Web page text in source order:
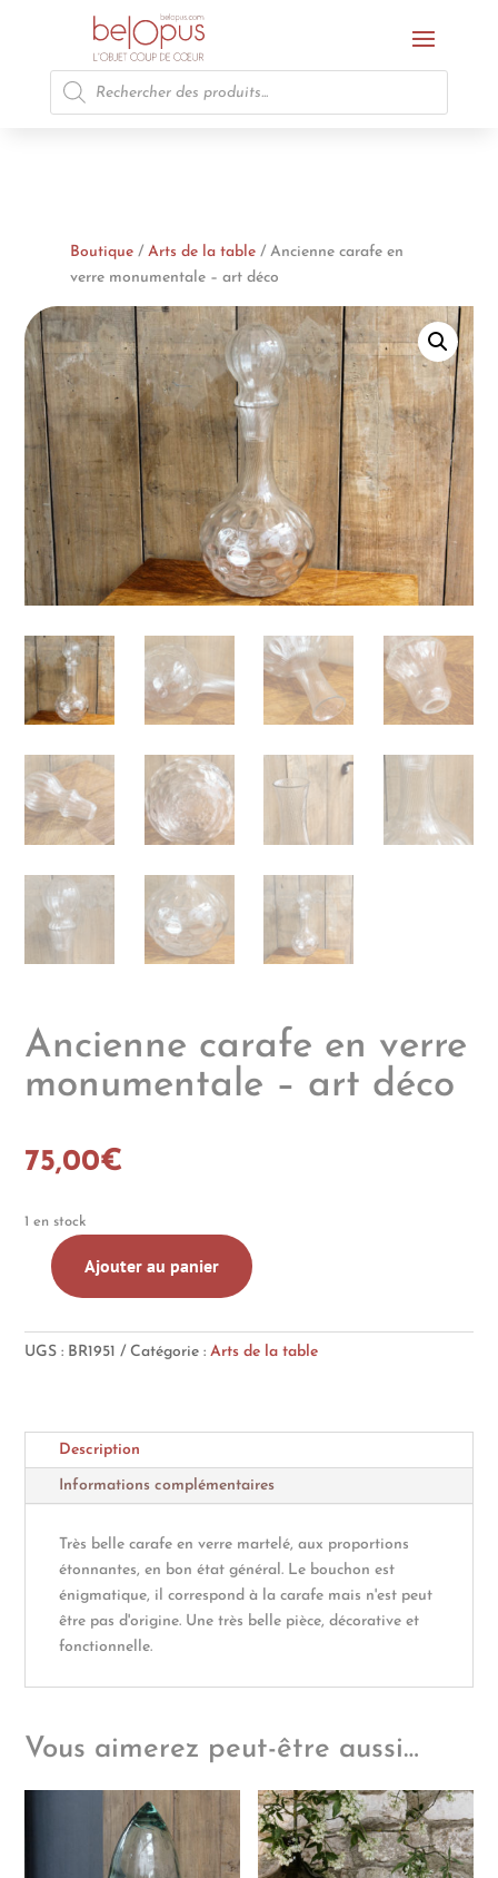
Recherche
de
produits
Boutique/ Arts de la table/ Ancienne carafe en
verre monumentale – art déco
Ancienne carafe en verre
monumentale – art déco
75,00€
1 en stock
quantité
Ancienne
carafe
monumentale
déco
Ajouter au panier
UGS : BR1951 Catégorie :Arts de la table
Description
Informations complémentaires
Très belle carafe en verre martelé, aux proportions
étonnantes, en bon état général. Le bouchon est
énigmatique, il correspond à la carafe mais n'est peut
être pas d'origine. Une très belle pièce, décorative et
fonctionnelle.
Vous aimerez peut-être aussi…